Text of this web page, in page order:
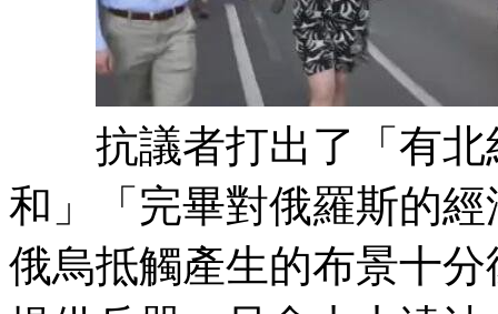
抗議者打出了「有北
和」「完畢對俄羅斯的
俄烏抵觸產生的布景十